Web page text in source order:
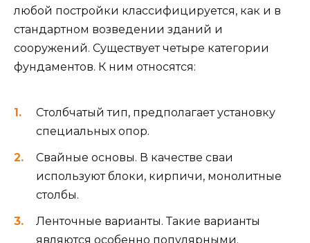
любой постройки классифицируется, как и в
стандартном возведении зданий и
сооружений. Существует четыре категории
фундаментов. К ним относятся:
Столбчатый тип, предполагает установку
специальных опор.
Свайные основы. В качестве сваи
используют блоки, кирпичи, монолитные
столбы.
Ленточные варианты. Такие варианты
являются особенно популярными.